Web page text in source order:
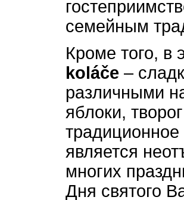
семейным
Кроме того, в
koláče –
различными
яблоки,
является
многих
Дня святого